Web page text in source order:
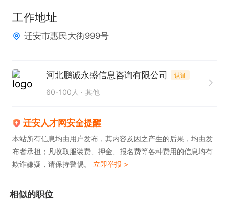
+法定节假日休息
工作地址
迁安市惠民大街999号
河北鹏诚永盛信息咨询有限公司 认证
60-100人 其他
迁安人才网安全提醒
本站所有信息均由用户发布，其内容及因之产生的后果，均由发
布者承担；凡收取服装费、押金、报名费等各种费用的信息均有
欺诈嫌疑，请保持警惕。 立即举报 >
相似的职位